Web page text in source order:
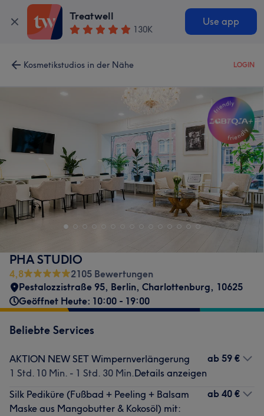
Treatwell
130K
Use app
Kosmetikstudios in der Nähe LOGIN
PHA STUDIO
4,8
2105 Bewertungen
Pestalozzistraße 95, Berlin, Charlottenburg, 10625
Geöffnet Heute: 10:00 - 19:00
Beliebte Services
AKTION NEW SET Wimpernverlängerung
1 Std. 10 Min. - 1 Std. 30 Min.Details anzeigen
ab 59 €
Silk Pediküre (Fußbad + Peeling + Balsam
Maske aus Mangobutter & Kokosöl) mit:
ab 40 €